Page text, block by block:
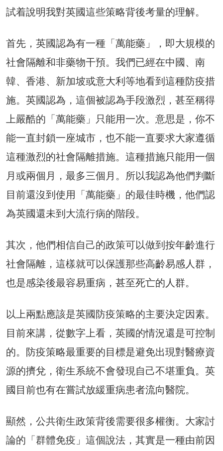
試着說明我對英國這些策略背後考量的理解。
首先，英國認為有一種「萬能藥」，即大規模的
社會隔離和非藥物干預。我們已經在中國、南
韓、香港、新加坡或意大利等地看到這種防疫措
施。英國認為，這個被認為手段激烈，甚至稱得
上嚴酷的「萬能藥」只能用一次。意思是，你不
能一直封鎖一座城市，也不能一直要求大家遵循
這種激烈的社會隔離措施。這種措施只能用一個
月或兩個月，最多三個月。所以我認為他們判斷
目前還沒到使用「萬能藥」的最佳時機，他們認
為英國還未到大流行病的階段。
其次，他們相信自己的政策可以做到按年齡進行
社會隔離，這樣就可以保護那些高齡易感人群，
也是感染後最容易重病，甚至死亡的人群。
以上兩點應該是英國防疫策略的主要決定因素。
目前來講，從數字上看，英國的情況還是可控制
的。防疫策略最重要的目標是避免出現對醫療資
源的擠兌，衛生系統不會發現自己不堪重負。英
國目前也有在嘗試放緩重病患者流向醫院。
顯然，公共衛生政策背後需要很多權衡。大家討
論的「群體免疫」這個說法，其實是一種由前因